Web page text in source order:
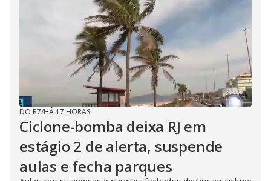
DO R7/HÁ 17 HORAS
Ciclone-bomba deixa RJ em
estágio 2 de alerta, suspende
aulas e fecha parques